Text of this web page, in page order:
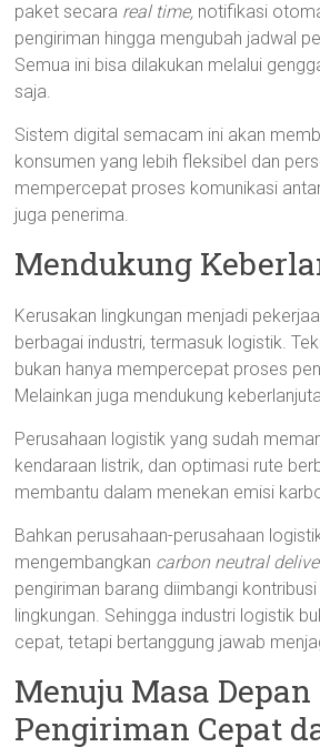
paket secara real time, notifikasi
pengiriman hingga mengubah jadwal
Semua ini bisa dilakukan melalui
saja.
Sistem digital semacam ini akan
konsumen yang lebih fleksibel dan
mempercepat proses komunikasi
juga penerima.
Mendukung
Kerusakan lingkungan menjadi
berbagai industri, termasuk logistik.
bukan hanya mempercepat proses
Melainkan juga mendukung
Perusahaan logistik yang sudah
kendaraan listrik, dan optimasi rute
membantu dalam menekan emisi
Bahkan perusahaan-perusahaan
mengembangkan carbon neutral
pengiriman barang diimbangi
lingkungan. Sehingga industri logistik
cepat, tetapi bertanggung jawab
Menuju Masa Depan
Pengiriman Cepat